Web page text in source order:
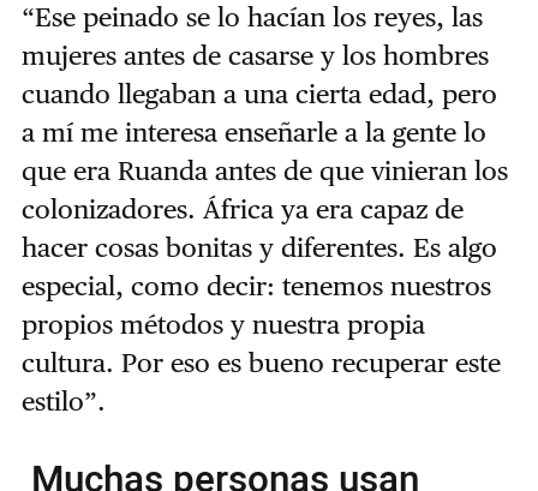
“Ese peinado se lo hacían los reyes, las
mujeres antes de casarse y los hombres
cuando llegaban a una cierta edad, pero
a mí me interesa enseñarle a la gente lo
que era Ruanda antes de que vinieran los
colonizadores. África ya era capaz de
hacer cosas bonitas y diferentes. Es algo
especial, como decir: tenemos nuestros
propios métodos y nuestra propia
cultura. Por eso es bueno recuperar este
estilo”.